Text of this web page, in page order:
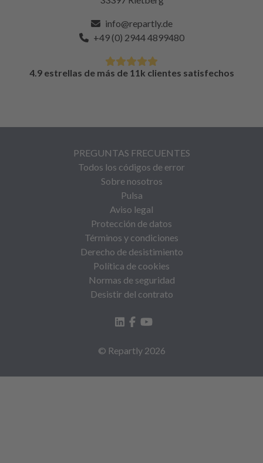
info@repartly.de
+49 (0) 2944 4899480
4.9 estrellas de más de 11k clientes satisfechos
PREGUNTAS FRECUENTES
Todos los códigos de error
Sobre nosotros
Pulsa
Aviso legal
Protección de datos
Términos y condiciones
Derecho de desistimiento
Política de cookies
Normas de seguridad
Desistir del contrato
© Repartly 2026